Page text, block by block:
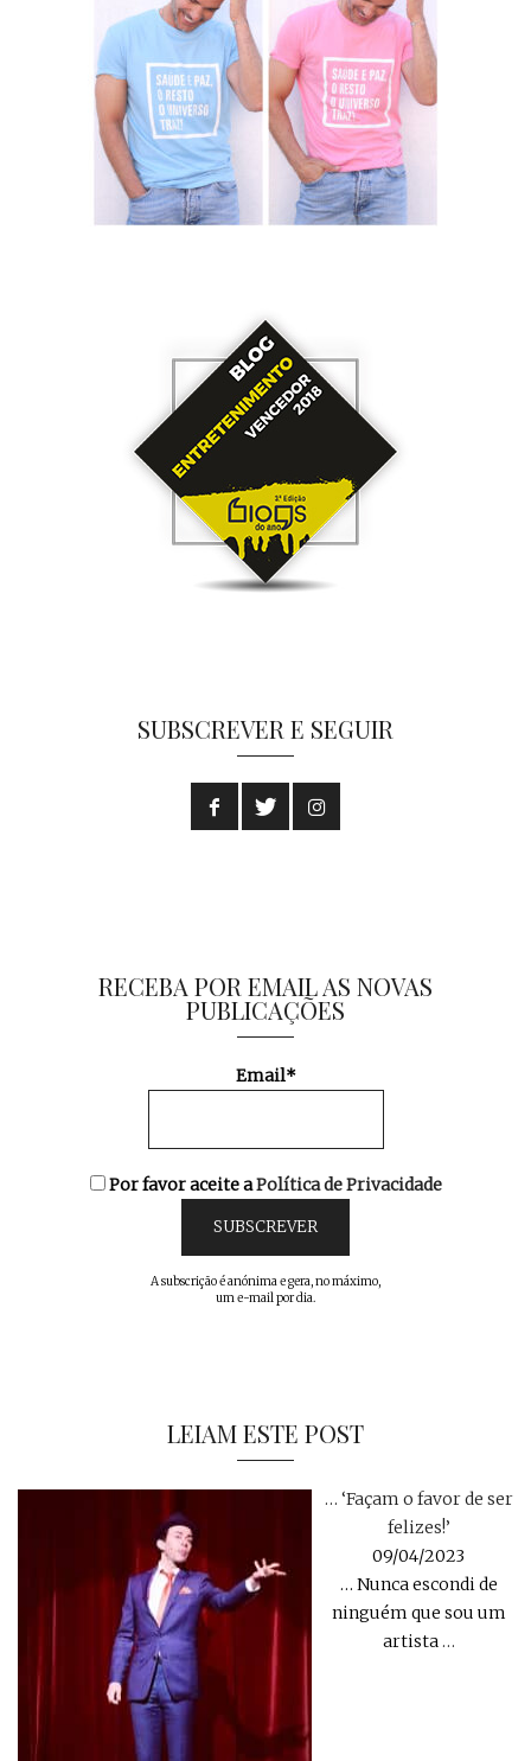
SUBSCREVER E SEGUIR
RECEBA POR EMAIL AS NOVAS
PUBLICAÇÕES
Email*
Por favor aceite aPolítica de Privacidade
A subscrição é anónima e gera, no máximo,
um e-mail por dia.
LEIAM ESTE POST
… ‘Façam o favor de ser
felizes!’
09/04/2023
… Nunca escondi de
ninguém que sou um
artista …